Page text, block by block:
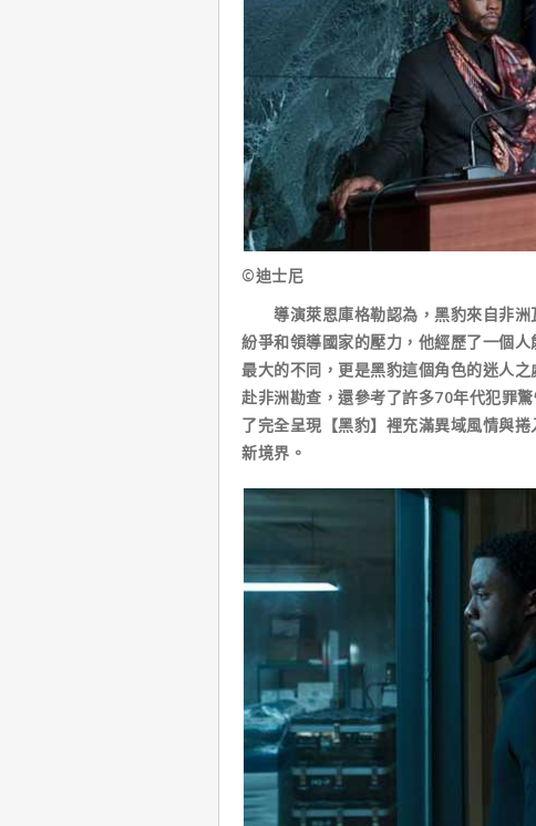
©迪士尼
導演萊恩庫格勒認為，黑豹來自非洲
紛爭和領導國家的壓力，他經歷了一個
最大的不同，更是黑豹這個角色的迷人
赴非洲勘查，還參考了許多70年代犯罪
了完全呈現【黑豹】裡充滿異域風情與
新境界。